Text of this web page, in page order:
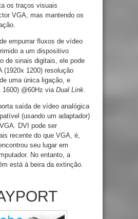
os traços visuais
VGA, mas mantendo os
empurrar fluxos de vídeo
a um dispositivo
de sinais digitais, ele pode
(1920x 1200) resolução
uma única ligação, e
1600) @60Hz via Dual Link
saída de vídeo analógica
(usando um adaptador)
DVI pode ser
recente do que VGA, é,
seu lugar em
No entanto, a
está à beira da extinção.